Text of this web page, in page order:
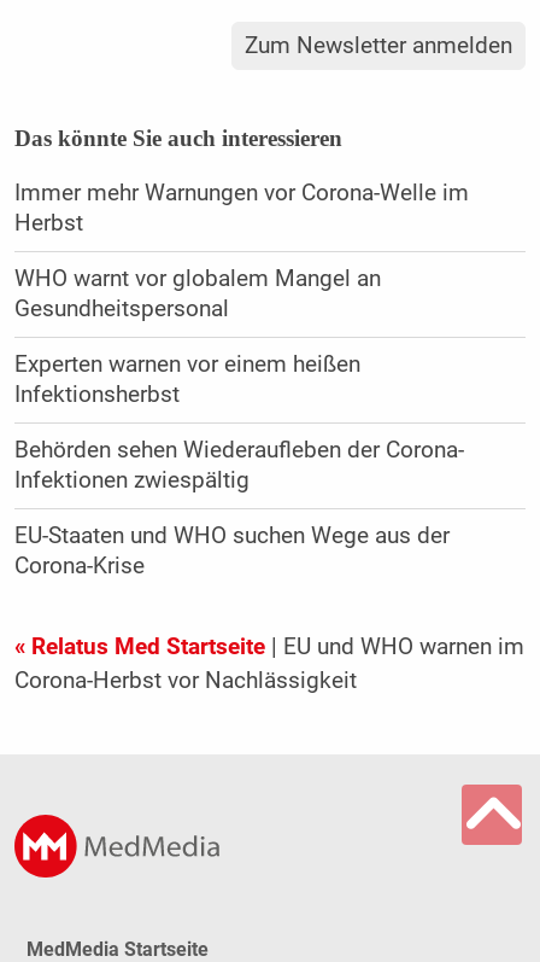
Zum Newsletter anmelden
Das könnte Sie auch interessieren
Immer mehr Warnungen vor Corona-Welle im
Herbst
WHO warnt vor globalem Mangel an
Gesundheitspersonal
Experten warnen vor einem heißen
Infektionsherbst
Behörden sehen Wiederaufleben der Corona-
Infektionen zwiespältig
EU-Staaten und WHO suchen Wege aus der
Corona-Krise
« Relatus Med Startseite| EU und WHO warnen im
Corona-Herbst vor Nachlässigkeit
MedMedia Startseite